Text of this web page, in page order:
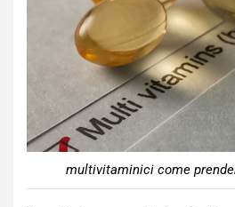
multivitaminici come